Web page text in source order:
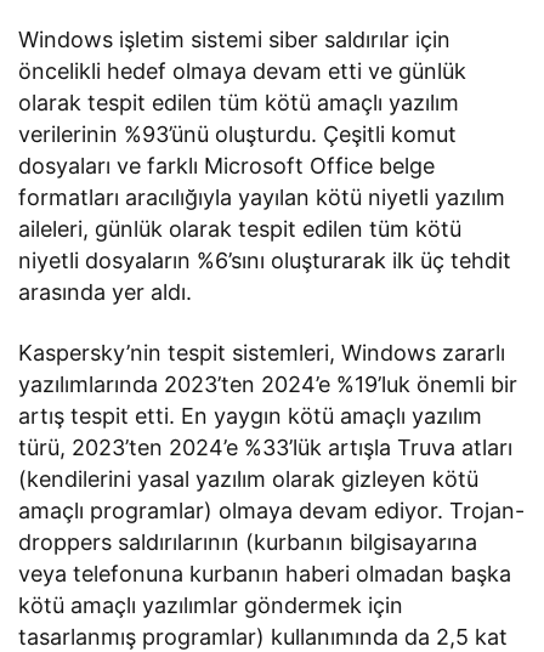
Windows işletim sistemi siber saldırılar için
öncelikli hedef olmaya devam etti ve günlük
olarak tespit edilen tüm kötü amaçlı yazılım
verilerinin %93’ünü oluşturdu. Çeşitli komut
dosyaları ve farklı Microsoft Office belge
formatları aracılığıyla yayılan kötü niyetli yazılım
aileleri, günlük olarak tespit edilen tüm kötü
niyetli dosyaların %6’sını oluşturarak ilk üç tehdit
arasında yer aldı.
Kaspersky’nin tespit sistemleri, Windows zararlı
yazılımlarında 2023’ten 2024’e %19’luk önemli bir
artış tespit etti. En yaygın kötü amaçlı yazılım
türü, 2023’ten 2024’e %33’lük artışla Truva atları
(kendilerini yasal yazılım olarak gizleyen kötü
amaçlı programlar) olmaya devam ediyor. Trojan-
droppers saldırılarının (kurbanın bilgisayarına
veya telefonuna kurbanın haberi olmadan başka
kötü amaçlı yazılımlar göndermek için
tasarlanmış programlar) kullanımında da 2,5 kat